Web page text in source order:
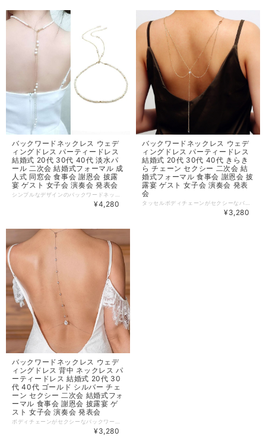
バックワードネックレス ウェデ
ィングドレス パーティードレス
結婚式 20代 30代 40代 淡水パ
ール 二次会 結婚式フォーマル 成
人式 同窓会 食事会 謝恩会 披露
宴 ゲスト 女子会 演奏会 発表会
¥4,280
バックワードネックレス ウェデ
ィングドレス パーティードレス
結婚式 20代 30代 40代 きらき
ら チェーン セクシー 二次会 結
婚式フォーマル 食事会 謝恩会 披
露宴 ゲスト 女子会 演奏会 発表
会
¥3,280
バックワードネックレス ウェデ
ィングドレス 背中 ネックレス パ
ーティードレス 結婚式 20代 30
代 40代 ゴールド シルバー チェ
ーン セクシー 二次会 結婚式フォ
ーマル 食事会 謝恩会 披露宴 ゲ
スト 女子会 演奏会 発表会
¥3,280